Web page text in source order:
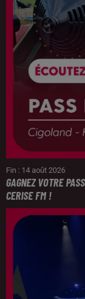
Fin : 14 août 2026
GAGNEZ VOTRE
CERISE FM !